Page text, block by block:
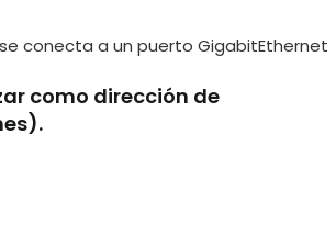
conecta a un puerto GigabitEthernet
como dirección de